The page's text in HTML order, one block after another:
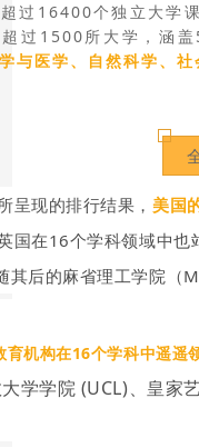
过16400个独立大学
过1500所大学，涵
与医学、自然科学、社
呈现的排行结果， 美国
国在16个学科领域中也
其后的麻省理工学院（
机构在16个学科中遥遥领
学学院 (UCL)、皇家